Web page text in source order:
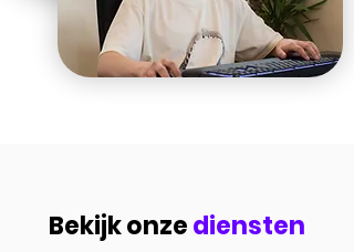
Bekijk onzediensten